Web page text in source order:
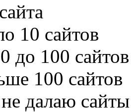
10 сайтов
до 100 сайтов
100 сайтов
далаю сайты